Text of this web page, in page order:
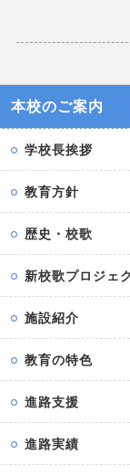
本校のご案内
学校長挨拶
教育方針
歴史・校歌
新校歌プロジェ
施設紹介
教育の特色
進路支援
進路実績